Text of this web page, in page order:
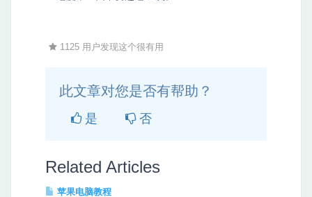
1125 用户发现这个很有用
此文章对您是否有帮助？
是 否
Related Articles
苹果电脑教程